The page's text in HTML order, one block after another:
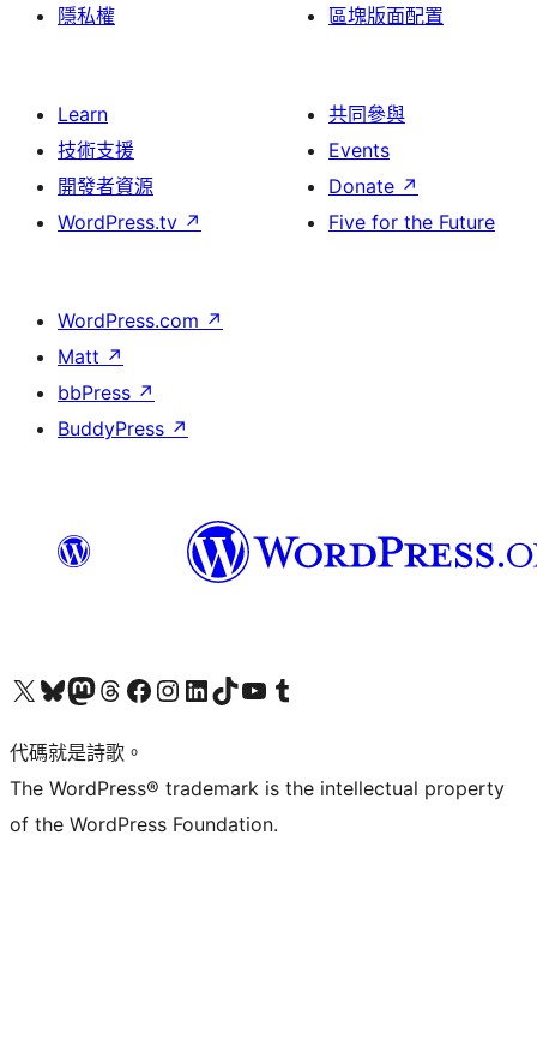
隱私權
區塊版面配置
Learn
技術支援
開發者資源
WordPress.tv ↗
共同參與
Events
Donate ↗
Five for the Future
WordPress.com ↗
Matt ↗
bbPress ↗
BuddyPress ↗
Visit our X (formerly Twitter) account
Visit our Bluesky account
Visit our Mastodon account
Visit our Threads account
訪問我們的 Facebook 專頁Visit our Instagram account
Visit our LinkedIn account
Visit our TikTok account
Visit our YouTube channel
Visit our Tumblr account
代碼就是詩歌。
The WordPress® trademark is the intellectual property
of the WordPress Foundation.